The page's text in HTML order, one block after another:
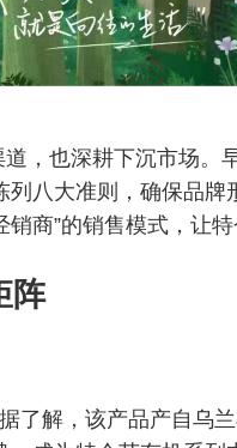
，也深耕下沉市场。
八大准则，确保品牌
商”的销售模式，让
阵
了解，该产品产自乌